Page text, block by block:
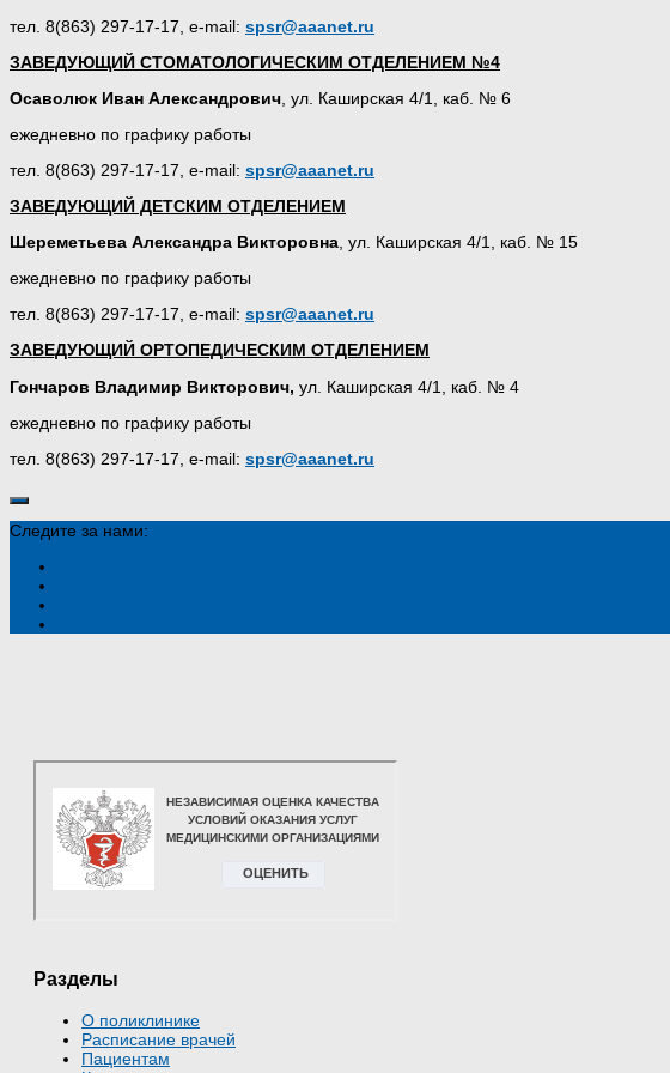
тел. 8(863) 297-17-17, e-mail: spsr@aaanet.ru
ЗАВЕДУЮЩИЙ СТОМАТОЛОГИЧЕСКИМ ОТДЕЛЕНИЕМ №4
Осаволюк Иван Александрович , ул. Каширская 4/1, каб. № 6
ежедневно по графику работы
тел. 8(863) 297-17-17, e-mail: spsr@aaanet.ru
ЗАВЕДУЮЩИЙ ДЕТСКИМ ОТДЕЛЕНИЕМ
Шереметьева Александра Викторовна, ул. Каширская 4/1, каб. № 15
ежедневно по графику работы
тел. 8(863) 297-17-17, e-mail: spsr@aaanet.ru
ЗАВЕДУЮЩИЙ ОРТОПЕДИЧЕСКИМ ОТДЕЛЕНИЕМ
Гончаров Владимир Викторович, ул. Каширская 4/1, каб. № 4
ежедневно по графику работы
тел. 8(863) 297-17-17, e-mail: spsr@aaanet.ru
Следите за нами:
Разделы
О поликлинике
Расписание врачей
Пациентам